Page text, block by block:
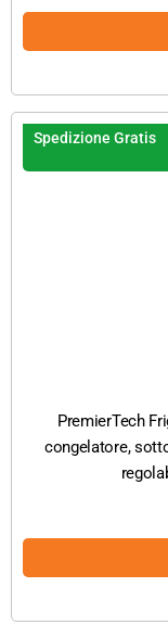
Spedizione Gratis
PremierTech
congelatore,